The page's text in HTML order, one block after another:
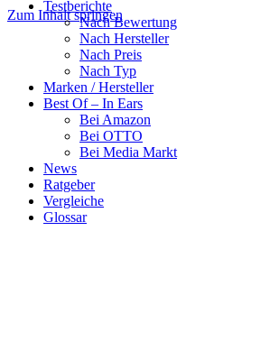
Zum Inhalt springen
Testberichte
Nach Bewertung
Nach Hersteller
Nach Preis
Nach Typ
Marken / Hersteller
Best Of – In Ears
Bei Amazon
Bei OTTO
Bei Media Markt
News
Ratgeber
Vergleiche
Glossar